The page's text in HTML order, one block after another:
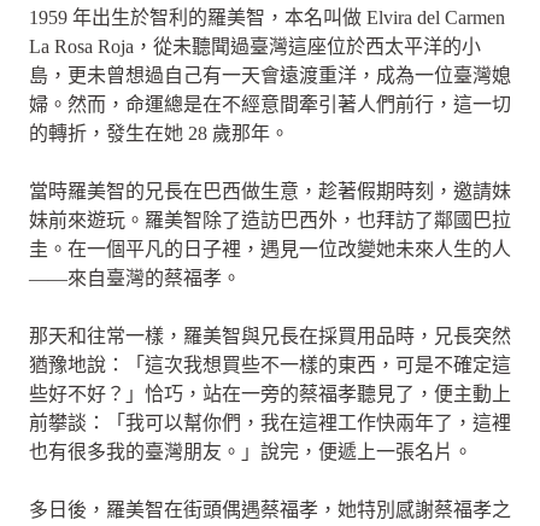
1959 年出生於智利的羅美智，本名叫做 Elvira del Carmen
La Rosa Roja，從未聽聞過臺灣這座位於西太平洋的小
島，更未曾想過自己有一天會遠渡重洋，成為一位臺灣媳
婦。然而，命運總是在不經意間牽引著人們前行，這一切
的轉折，發生在她 28 歲那年。
當時羅美智的兄長在巴西做生意，趁著假期時刻，邀請妹
妹前來遊玩。羅美智除了造訪巴西外，也拜訪了鄰國巴拉
圭。在一個平凡的日子裡，遇見一位改變她未來人生的人
——來自臺灣的蔡福孝。
那天和往常一樣，羅美智與兄長在採買用品時，兄長突然
猶豫地說：「這次我想買些不一樣的東西，可是不確定這
些好不好？」恰巧，站在一旁的蔡福孝聽見了，便主動上
前攀談：「我可以幫你們，我在這裡工作快兩年了，這裡
也有很多我的臺灣朋友。」說完，便遞上一張名片。
多日後，羅美智在街頭偶遇蔡福孝，她特別感謝蔡福孝之